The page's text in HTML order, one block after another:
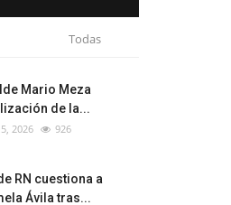
Todas
Mario Meza
de la...
2026 926
RN cuestiona a
Ávila tras...